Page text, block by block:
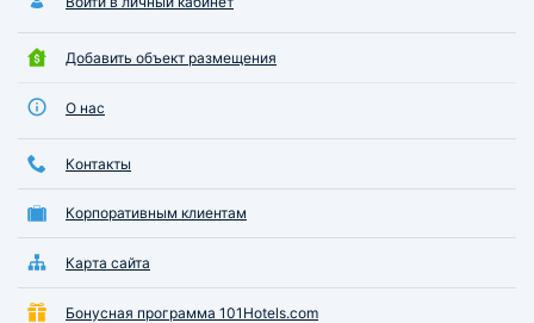
Добавить объект размещения
О нас
Контакты
Корпоративным клиентам
Карта сайта
Бонусная программа 101Hotels.com